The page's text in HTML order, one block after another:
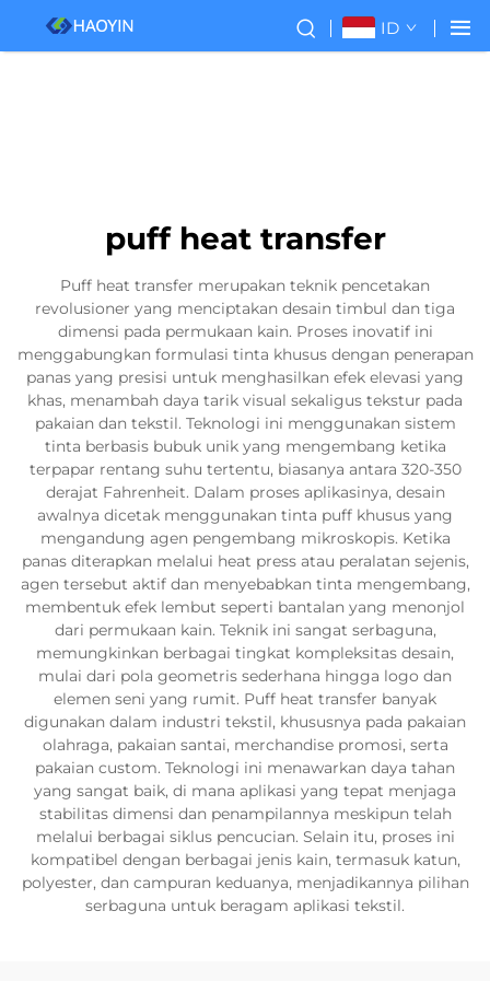
ID
puff heat transfer
Puff heat transfer merupakan teknik pencetakan
revolusioner yang menciptakan desain timbul dan tiga
dimensi pada permukaan kain. Proses inovatif ini
menggabungkan formulasi tinta khusus dengan penerapan
panas yang presisi untuk menghasilkan efek elevasi yang
khas, menambah daya tarik visual sekaligus tekstur pada
pakaian dan tekstil. Teknologi ini menggunakan sistem
tinta berbasis bubuk unik yang mengembang ketika
terpapar rentang suhu tertentu, biasanya antara 320-350
derajat Fahrenheit. Dalam proses aplikasinya, desain
awalnya dicetak menggunakan tinta puff khusus yang
mengandung agen pengembang mikroskopis. Ketika
panas diterapkan melalui heat press atau peralatan sejenis,
agen tersebut aktif dan menyebabkan tinta mengembang,
membentuk efek lembut seperti bantalan yang menonjol
dari permukaan kain. Teknik ini sangat serbaguna,
memungkinkan berbagai tingkat kompleksitas desain,
mulai dari pola geometris sederhana hingga logo dan
elemen seni yang rumit. Puff heat transfer banyak
digunakan dalam industri tekstil, khususnya pada pakaian
olahraga, pakaian santai, merchandise promosi, serta
pakaian custom. Teknologi ini menawarkan daya tahan
yang sangat baik, di mana aplikasi yang tepat menjaga
stabilitas dimensi dan penampilannya meskipun telah
melalui berbagai siklus pencucian. Selain itu, proses ini
kompatibel dengan berbagai jenis kain, termasuk katun,
polyester, dan campuran keduanya, menjadikannya pilihan
serbaguna untuk beragam aplikasi tekstil.